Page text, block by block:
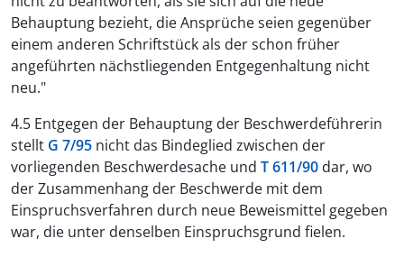
Behauptung bezieht, die Ansprüche seien gegenüber
einem anderen Schriftstück als der schon früher
angeführten nächstliegenden Entgegenhaltung nicht
neu."
4.5 Entgegen der Behauptung der Beschwerdeführerin
stellt G 7/95 nicht das Bindeglied zwischen der
vorliegenden Beschwerdesache und T 611/90 dar, wo
der Zusammenhang der Beschwerde mit dem
Einspruchsverfahren durch neue Beweismittel gegeben
war, die unter denselben Einspruchsgrund fielen.